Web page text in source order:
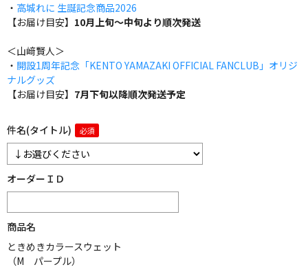
・ 高城れに 生誕記念商品2026
【お届け目安】 10月上旬～中旬より順次発送
＜山﨑賢人＞
・ 開設1周年記念「KENTO YAMAZAKI OFFICIAL FANCLUB」オリジ
ナルグッズ
【お届け目安】 7月下旬以降順次発送予定
件名(タイトル)
オーダーＩＤ
商品名
ときめきカラースウェット
（M パープル）